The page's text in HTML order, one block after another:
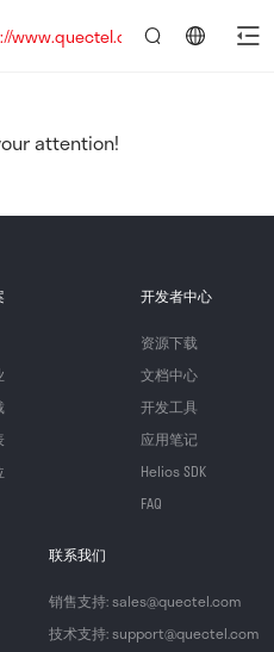
attention!
开发者中心
资源下载
文档中心
开发工具
应用笔记
Helios SDK
FAQ
联系我们
销售支持: sales@quectel.com
技术支持: support@quectel.com